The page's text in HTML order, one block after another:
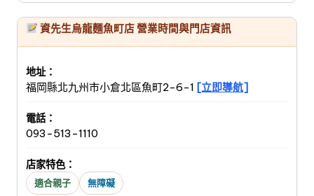
資先生烏龍麵魚町店 營業時間與門店資訊
地址：
福岡縣北九州市小倉北區魚町2-6-1 [立即導航]
電話：
093-513-1110
店家特色：
適合親子 無障礙